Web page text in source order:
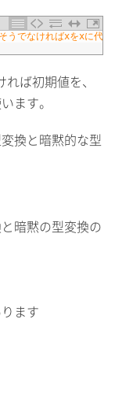
でなければxをxに代入
ば初期値を、
ます。
換と暗黙的な型
暗黙の型変換の
ます